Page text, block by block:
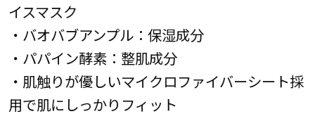
イスマスク
・バオバブアンプル：保湿成分
・パパイン酵素：整肌成分
・肌触りが優しいマイクロファイバーシート採
用で肌にしっかりフィット